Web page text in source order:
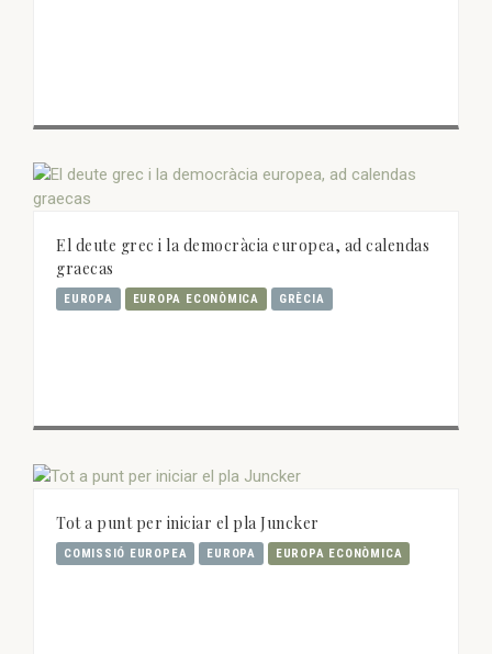
El deute grec i la democràcia europea, ad calendas
graecas
EUROPA EUROPA ECONÒMICA GRÈCIA
Tot a punt per iniciar el pla Juncker
COMISSIÓ EUROPEA EUROPA EUROPA ECONÒMICA